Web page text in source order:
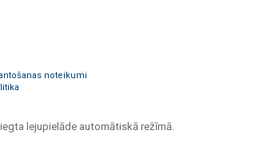
noteikumi
lejupielāde automātiskā režīmā.